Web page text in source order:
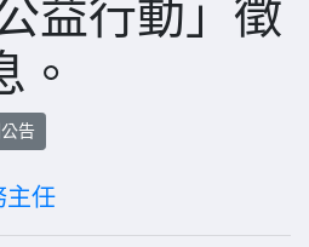
益行動」徵
。
告
主任